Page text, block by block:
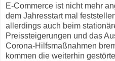
E-Commerce ist nicht mehr
dem Jahresstart mal
allerdings auch beim
Preissteigerungen und das
Corona-Hilfsmaßnahmen
kommen die weiterhin